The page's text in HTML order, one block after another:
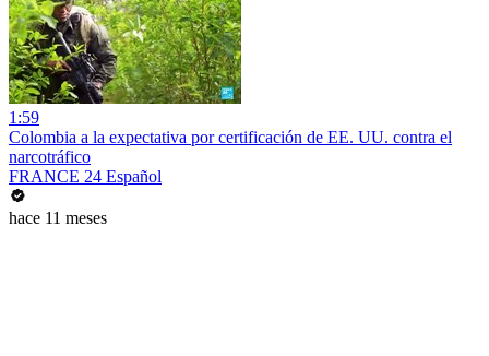
1:59
Colombia a la expectativa por certificación de EE. UU. contra el
narcotráfico
FRANCE 24 Español
hace 11 meses